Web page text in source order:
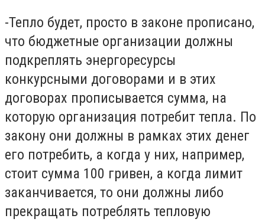
-Тепло будет, просто в законе прописано,
что бюджетные организации должны
подкреплять энергоресурсы
конкурсными договорами и в этих
договорах прописывается сумма, на
которую организация потребит тепла. По
закону они должны в рамках этих денег
его потребить, а когда у них, например,
стоит сумма 100 гривен, а когда лимит
заканчивается, то они должны либо
прекращать потреблять тепловую